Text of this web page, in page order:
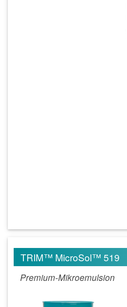
TRIM™ MicroSol™ 519
Premium-Mikroemulsion